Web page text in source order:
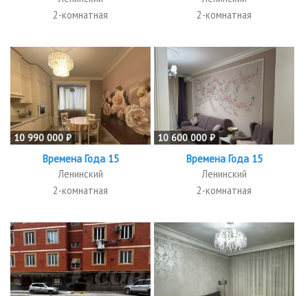
2-комнатная
2-комнатная
10 990 000 ₽
Времена Года 15
Ленинский
2-комнатная
10 600 000 ₽
Времена Года 15
Ленинский
2-комнатная